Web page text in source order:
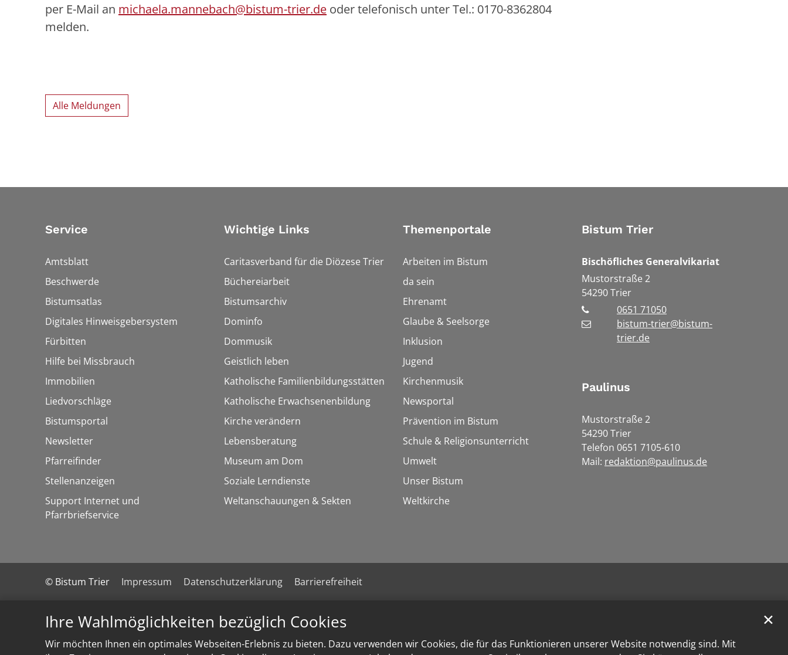
Ihre Wahlmöglichkeiten bezüglich Cookies
Wir möchten Ihnen ein optimales Webseiten-Erlebnis zu bieten. Dazu verwenden wir Cookies, die für das Funktionieren unserer Website notwendig sind. Mit
✕
per E-Mail an michaela.mannebach@bistum-trier.de oder telefonisch unter Tel.: 0170-8362804
melden.
Alle Meldungen
Service
Amtsblatt
Beschwerde
Bistumsatlas
Digitales Hinweisgebersystem
Fürbitten
Hilfe bei Missbrauch
Immobilien
Liedvorschläge
Bistumsportal
Newsletter
Pfarreifinder
Stellenanzeigen
Support Internet und
Pfarrbriefservice
Wichtige Links
Caritasverband für die Diözese Trier
Büchereiarbeit
Bistumsarchiv
Dominfo
Dommusik
Geistlich leben
Katholische Familienbildungsstätten
Katholische Erwachsenenbildung
Kirche verändern
Lebensberatung
Museum am Dom
Soziale Lerndienste
Weltanschauungen & Sekten
Themenportale
Arbeiten im Bistum
da sein
Ehrenamt
Glaube & Seelsorge
Inklusion
Jugend
Kirchenmusik
Newsportal
Prävention im Bistum
Schule & Religionsunterricht
Umwelt
Unser Bistum
Weltkirche
Bistum Trier
Bischöfliches Generalvikariat
Mustorstraße 2
54290Trier
0651 71050
bistum-trier@bistum-
trier.de
Paulinus
Mustorstraße 2
54290 Trier
Telefon 0651 7105-610
Mail: redaktion@paulinus.de
© Bistum Trier Impressum Datenschutzerklärung Barrierefreiheit